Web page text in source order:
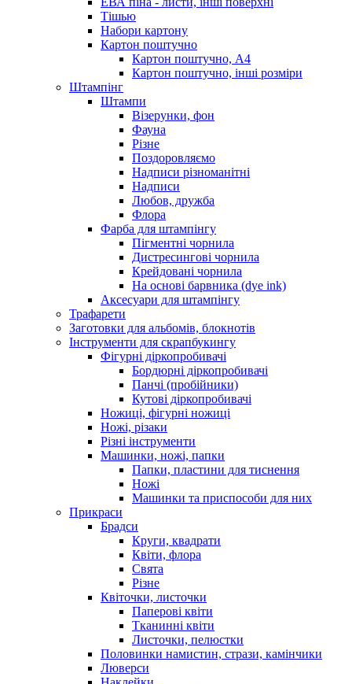
Тішью
Набори картону
Картон поштучно
Картон поштучно, А4
Картон поштучно, інші розміри
Штампінг
Штампи
Візерунки, фон
Фауна
Різне
Поздоровляємо
Надписи різноманітні
Надписи
Любов, дружба
Флора
Фарба для штампінгу
Пігментні чорнила
Дистресингові чорнила
Крейдовані чорнила
На основі барвника (dye ink)
Аксесуари для штампінгу
Трафарети
Заготовки для альбомів, блокнотів
Інструменти для скрапбукингу
Фігурні діркопробивачі
Бордюрні діркопробивачі
Панчі (пробійники)
Кутові діркопробивачі
Ножиці, фігурні ножиці
Ножі, різаки
Різні інструменти
Машинки, ножі, папки
Папки, пластини для тиснення
Ножі
Машинки та приспособи для них
Прикраси
Брадси
Круги, квадрати
Квіти, флора
Свята
Різне
Квіточки, листочки
Паперові квіти
Тканинні квіти
Листочки, пелюстки
Половинки намистин, стрази, камінчики
Люверси